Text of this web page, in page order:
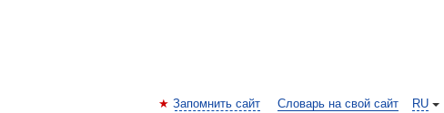
RU
Запомнить сайт Словарь на свой сайт